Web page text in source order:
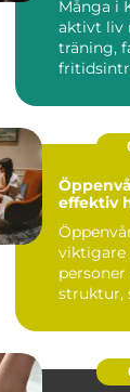
Många i
aktivt liv
träning,
effektiv
viktigare
struktur,